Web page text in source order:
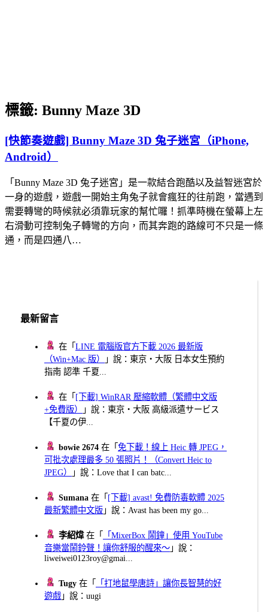
標籤: Bunny Maze 3D
[快節奏遊戲] Bunny Maze 3D 兔子迷宮（iPhone,
Android）
「Bunny Maze 3D 兔子迷宮」是一款結合跑酷以及益智迷宮於
一身的遊戲，遊戲一開始主角兔子就會瘋狂的往前跑，當遇到
需要轉彎的時候就必須靠玩家的幫忙囉！抓準時機在螢幕上左
右滑動可控制兔子轉彎的方向，而其奔跑的路線可不只是一條
通，而是四通八…
最新留言
在「LINE 電腦版官方下載 2026 最新版
（Win+Mac 版）
」說：東京・大阪 日本女生預約
指南 認準 千夏...
在「 [下載] WinRAR 壓縮軟體（繁體中文版
+免費版）
」說：東京・大阪 高級派遣サービス
【千夏の伊...
bowie 2674 在「免下載！線上 Heic 轉 JPEG，
可批次處理最多 50 張照片！（Convert Heic to
JPEG）
」說：Love that I can batc...
Sumana 在「 [下載] avast! 免費防毒軟體 2025
最新繁體中文版 」說：Avast has been my go...
李紹煒在「
「MixerBox 鬧鐘」使用 YouTube
音樂當鬧鈴聲！讓你舒服的醒來～ 」說：
liweiwei0123roy@gmai...
Tugy 在「
「打地鼠學唐詩」讓你長智慧的好
遊戲 」說：uugi